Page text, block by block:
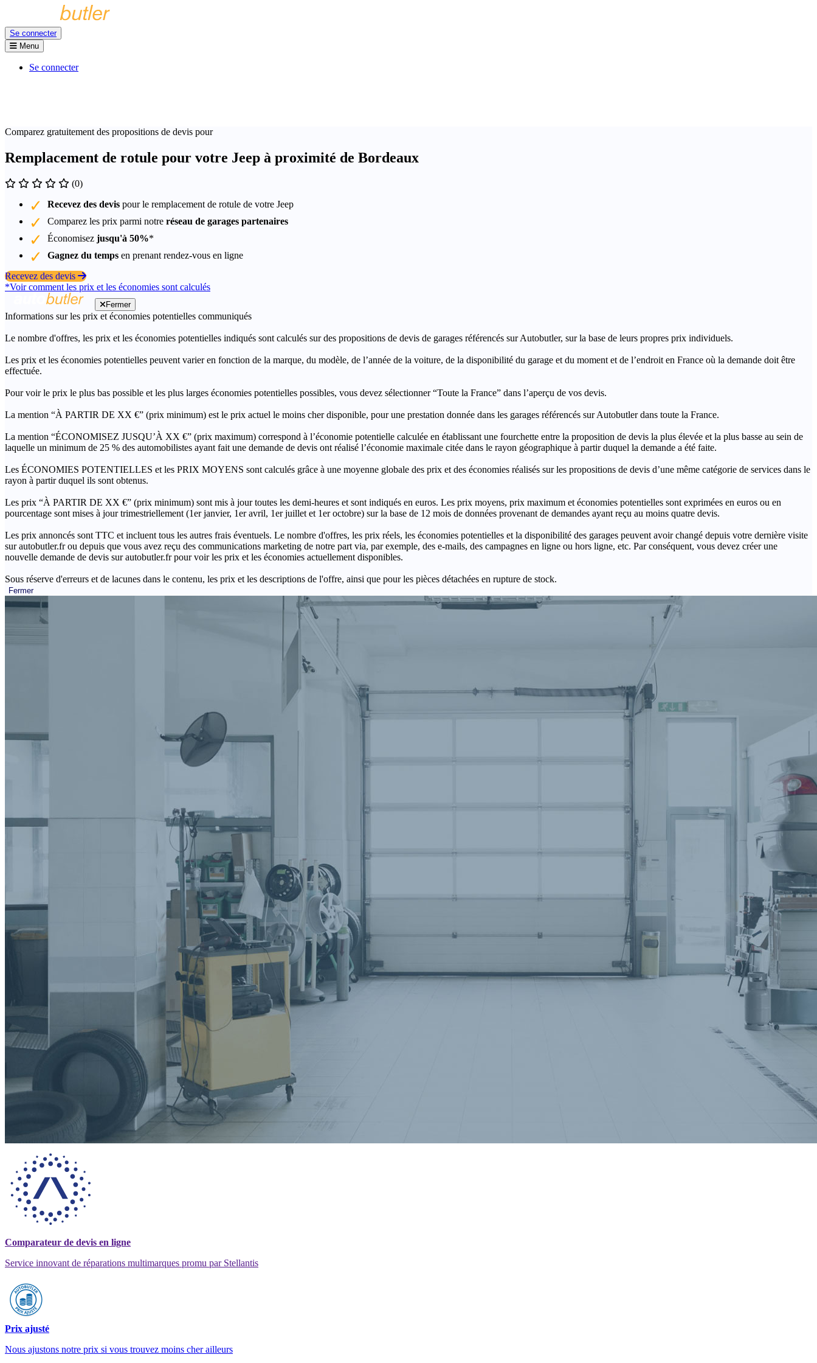
Se connecter
Menu
Se connecter
Comparez gratuitement des propositions de devis pour
Remplacement de rotule pour votre Jeep à proximité de Bordeaux
(0)
Recevez des devis pour le remplacement de rotule de votre Jeep
Comparez les prix parmi notre réseau de garages partenaires
Économisez jusqu'à 50%*
Gagnez du temps en prenant rendez-vous en ligne
Recevez des devis
*Voir comment les prix et les économies sont calculés
Fermer
Informations sur les prix et économies potentielles communiqués
Le nombre d'offres, les prix et les économies potentielles indiqués sont calculés sur des propositions de devis de garages référencés sur Autobutler, sur la base de leurs propres prix individuels.
Les prix et les économies potentielles peuvent varier en fonction de la marque, du modèle, de l’année de la voiture, de la disponibilité du garage et du moment et de l’endroit en France où la demande doit être
effectuée.
Pour voir le prix le plus bas possible et les plus larges économies potentielles possibles, vous devez sélectionner “Toute la France” dans l’aperçu de vos devis.
La mention “À PARTIR DE XX €” (prix minimum) est le prix actuel le moins cher disponible, pour une prestation donnée dans les garages référencés sur Autobutler dans toute la France.
La mention “ÉCONOMISEZ JUSQU’À XX €” (prix maximum) correspond à l’économie potentielle calculée en établissant une fourchette entre la proposition de devis la plus élevée et la plus basse au sein de
laquelle un minimum de 25 % des automobilistes ayant fait une demande de devis ont réalisé l’économie maximale citée dans le rayon géographique à partir duquel la demande a été faite.
Les ÉCONOMIES POTENTIELLES et les PRIX MOYENS sont calculés grâce à une moyenne globale des prix et des économies réalisés sur les propositions de devis d’une même catégorie de services dans le
rayon à partir duquel ils sont obtenus.
Les prix “À PARTIR DE XX €” (prix minimum) sont mis à jour toutes les demi-heures et sont indiqués en euros. Les prix moyens, prix maximum et économies potentielles sont exprimées en euros ou en
pourcentage sont mises à jour trimestriellement (1er janvier, 1er avril, 1er juillet et 1er octobre) sur la base de 12 mois de données provenant de demandes ayant reçu au moins quatre devis.
Les prix annoncés sont TTC et incluent tous les autres frais éventuels. Le nombre d'offres, les prix réels, les économies potentielles et la disponibilité des garages peuvent avoir changé depuis votre dernière visite
sur autobutler.fr ou depuis que vous avez reçu des communications marketing de notre part via, par exemple, des e-mails, des campagnes en ligne ou hors ligne, etc. Par conséquent, vous devez créer une
nouvelle demande de devis sur autobutler.fr pour voir les prix et les économies actuellement disponibles.
Sous réserve d'erreurs et de lacunes dans le contenu, les prix et les descriptions de l'offre, ainsi que pour les pièces détachées en rupture de stock.
Fermer
Comparateur de devis en ligne
Service innovant de réparations multimarques promu par Stellantis
Prix ajusté
Nous ajustons notre prix si vous trouvez moins cher ailleurs